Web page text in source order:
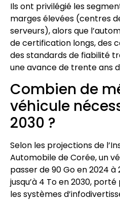
Ils ont privilégié les
marges élevées (centres
serveurs), alors que
de certification longs, des
des standards de fiabilité
une avance de trente ans
Combien de
véhicule
2030 ?
Selon les projections de
Automobile de Corée, un
passer de 90 Go en 2024 à
jusqu’à 4 To en 2030,
les systèmes